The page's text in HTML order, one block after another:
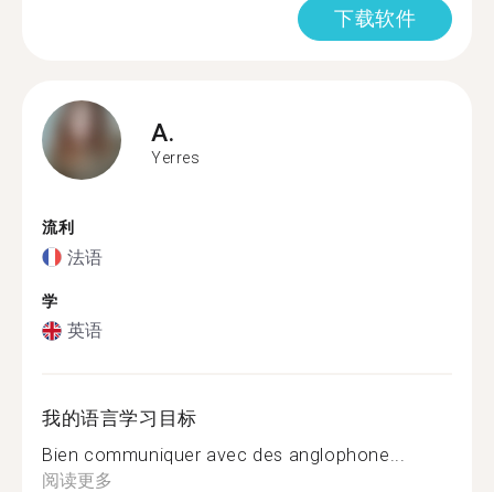
下载软件
A.
Yerres
流利
法语
学
英语
我的语言学习目标
Bien communiquer avec des anglophone...
阅读更多